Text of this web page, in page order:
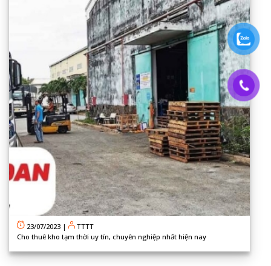
23/07/2023 |
TTTT
Cho thuê kho tạm thời uy tín, chuyên nghiệp nhất hiện nay